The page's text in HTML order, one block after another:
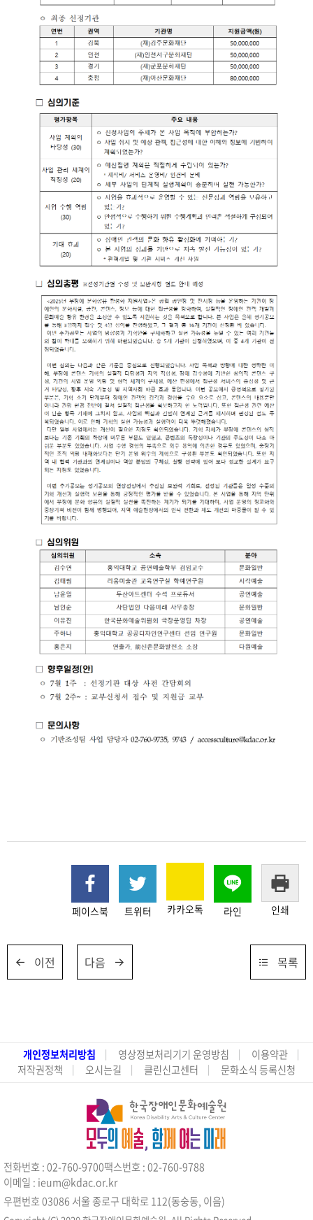
페이스북 트위터 카카오톡 라인 인쇄
이전 다음 목록
개인정보처리방침 영상정보처리기기 운영방침
이용약관
저작권정책
오시는길 클린신고센터 문화소식 등록신청
전화번호 : 02-760-9700팩스번호 : 02-760-9788
이메일 : ieum@kdac.or.kr
우편번호 03086 서울 종로구 대학로 112(동숭동, 이음)